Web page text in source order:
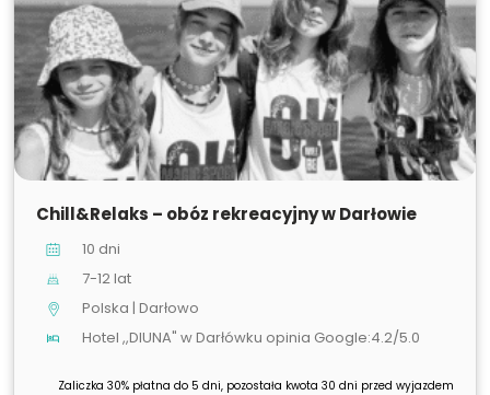
SPRZEDANE
Chill&Relaks – obóz rekreacyjny w Darłowie
10 dni
7-12 lat
Polska | Darłowo
Hotel ,,DIUNA" w Darłówku opinia Google:4.2/5.0
Zaliczka 30% płatna do 5 dni, pozostała kwota 30 dni przed wyjazdem